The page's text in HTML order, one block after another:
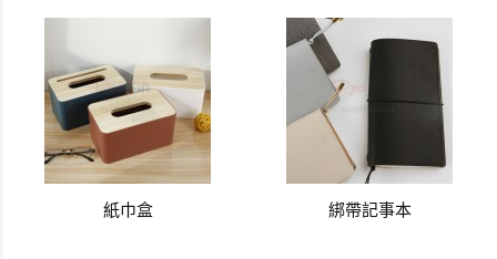
紙巾盒 綁帶記事本